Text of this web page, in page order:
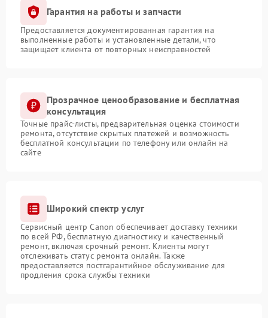
Гарантия на работы и запчасти
Предоставляется документированная гарантия на
выполненные работы и установленные детали, что
защищает клиента от повторных неисправностей
Прозрачное ценообразование и бесплатная
консультация
Точные прайс-листы, предварительная оценка стоимости
ремонта, отсутствие скрытых платежей и возможность
бесплатной консультации по телефону или онлайн на
сайте
Широкий спектр услуг
Сервисный центр Canon обеспечивает доставку техники
по всей РФ, бесплатную диагностику и качественный
ремонт, включая срочный ремонт. Клиенты могут
отслеживать статус ремонта онлайн. Также
предоставляется постгарантийное обслуживание для
продления срока службы техники